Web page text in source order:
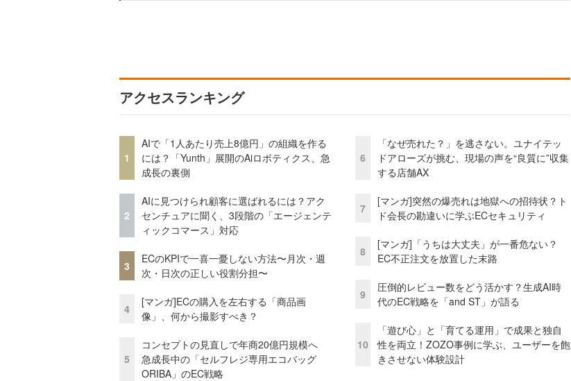
アクセスランキング
1
AIで「1人あたり売上8億円」の組織を作る
には？「Yunth」展開のAiロボティクス、急
成長の裏側
2
AIに見つけられ顧客に選ばれるには？アク
センチュアに聞く、3段階の「エージェンテ
ィックコマース」対応
3
ECのKPIで一喜一憂しない方法〜月次・週
次・日次の正しい役割分担〜
4
[マンガ]ECの購入を左右する「商品画
像」、何から撮影すべき？
5
コンセプトの見直しで年商20億円規模へ
急成長中の「セルフレジ専用エコバッグ
ORIBA」のEC戦略
6
「なぜ売れた？」を逃さない。ユナイテッ
ドアローズが挑む、現場の声を“良質に”収集
する店舗AX
7
[マンガ]突然の爆売れは地獄への招待状？ト
ド会長の勘違いに学ぶECセキュリティ
8
[マンガ]「うちは大丈夫」が一番危ない？
EC不正注文を放置した末路
9
圧倒的レビュー数をどう活かす？生成AI時
代のEC戦略を「and ST」が語る
10
「遊び心」と「育てる運用」で成果と独自
性を両立！ZOZO事例に学ぶ、ユーザーを飽
きさせない体験設計